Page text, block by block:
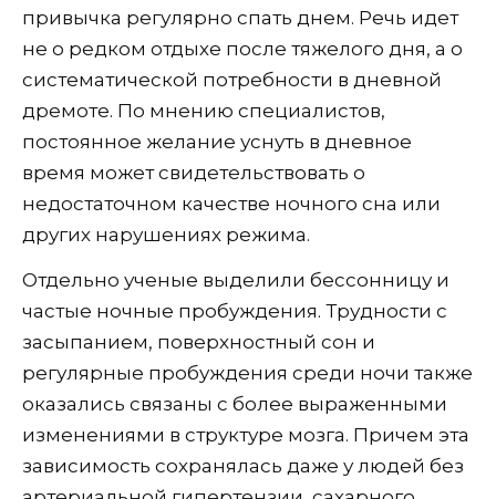
привычка регулярно спать днем. Речь идет
не о редком отдыхе после тяжелого дня, а о
систематической потребности в дневной
дремоте. По мнению специалистов,
постоянное желание уснуть в дневное
время может свидетельствовать о
недостаточном качестве ночного сна или
других нарушениях режима.
Отдельно ученые выделили бессонницу и
частые ночные пробуждения. Трудности с
засыпанием, поверхностный сон и
регулярные пробуждения среди ночи также
оказались связаны с более выраженными
изменениями в структуре мозга. Причем эта
зависимость сохранялась даже у людей без